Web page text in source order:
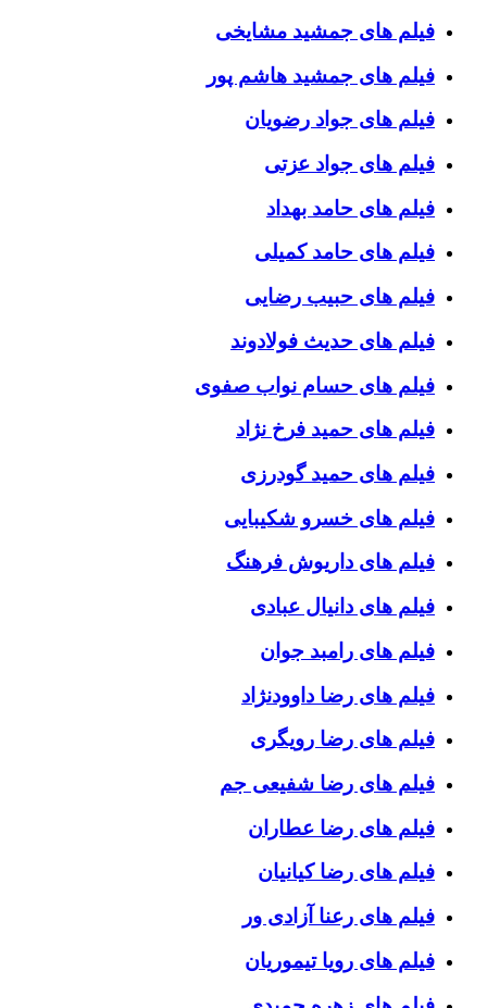
فیلم های جمشید مشایخی
فیلم های جمشید هاشم پور
فیلم های جواد رضویان
فیلم های جواد عزتی
فیلم های حامد بهداد
فیلم های حامد کمیلی
فیلم های حبیب رضایی
فیلم های حدیث فولادوند
فیلم های حسام نواب صفوی
فیلم های حمید فرخ نژاد
فیلم های حمید گودرزی
فیلم های خسرو شکیبایی
فیلم های داریوش فرهنگ
فیلم های دانیال عبادی
فیلم های رامبد جوان
فیلم های رضا داوودنژاد
فیلم های رضا رویگری
فیلم های رضا شفیعی جم
فیلم های رضا عطاران
فیلم های رضا کیانیان
فیلم های رعنا آزادی ور
فیلم های رویا تیموریان